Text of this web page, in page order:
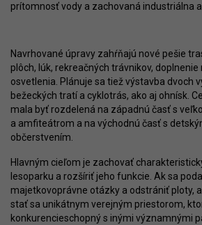
prítomnosť vody a zachovaná industriálna
Navrhované úpravy zahŕňajú nové pešie
plôch, lúk, rekreačných trávnikov,
osvetlenia. Plánuje sa tiež výstavba dvoch
bežeckých tratí a cyklotrás, ako aj ohnísk.
mala byť rozdelená na západnú časť s
a amfiteátrom a na východnú časť s
občerstvením.
Hlavným cieľom je zachovať
lesoparku a rozšíriť jeho funkcie. Ak sa
majetkovoprávne otázky a odstrániť ploty,
stať sa unikátnym verejným priestorom,
konkurencieschopný s inými významnými